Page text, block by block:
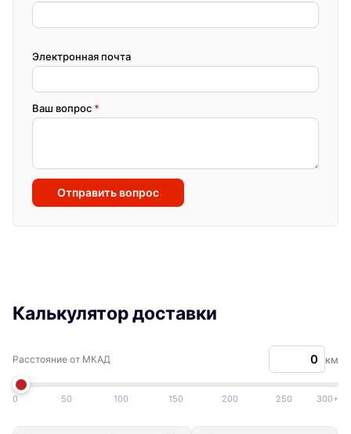
Электронная почта
Ваш вопрос *
Отправить вопрос
Калькулятор доставки
Расстояние от МКАД км
0 50 100 150 200 250 300+